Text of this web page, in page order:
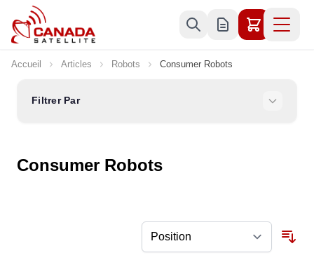
Allez au contenu
Accueil Articles Robots Consumer Robots
Filtrer Par
Consumer Robots